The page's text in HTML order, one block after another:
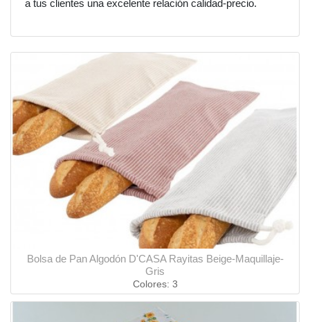
a tus clientes una excelente relación calidad-precio.
Bolsa de Pan Algodón D'CASA Rayitas Beige-Maquillaje-
Gris
Colores: 3